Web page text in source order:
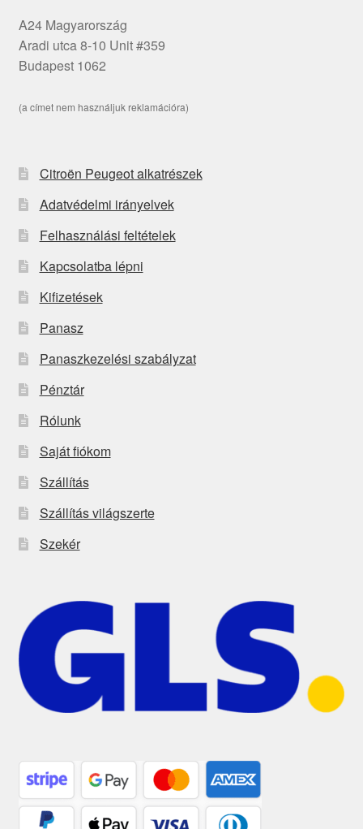
A24 Magyarország
Aradi utca 8-10 Unit #359
Budapest 1062
(a címet nem használjuk reklamációra)
Citroën Peugeot alkatrészek
Adatvédelmi irányelvek
Felhasználási feltételek
Kapcsolatba lépni
Kifizetések
Panasz
Panaszkezelési szabályzat
Pénztár
Rólunk
Saját fiókom
Szállítás
Szállítás világszerte
Szekér